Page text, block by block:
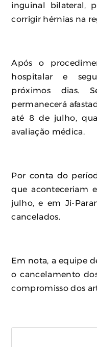
inguinal bilateral,
corrigir hérnias na
Após o
hospitalar e
próximos dias.
permanecerá
até 8 de julho,
avaliação médica.
Por conta do
que aconteceriam
julho, e em Ji-
cancelados.
Em nota, a equipe
o cancelamento
compromisso dos